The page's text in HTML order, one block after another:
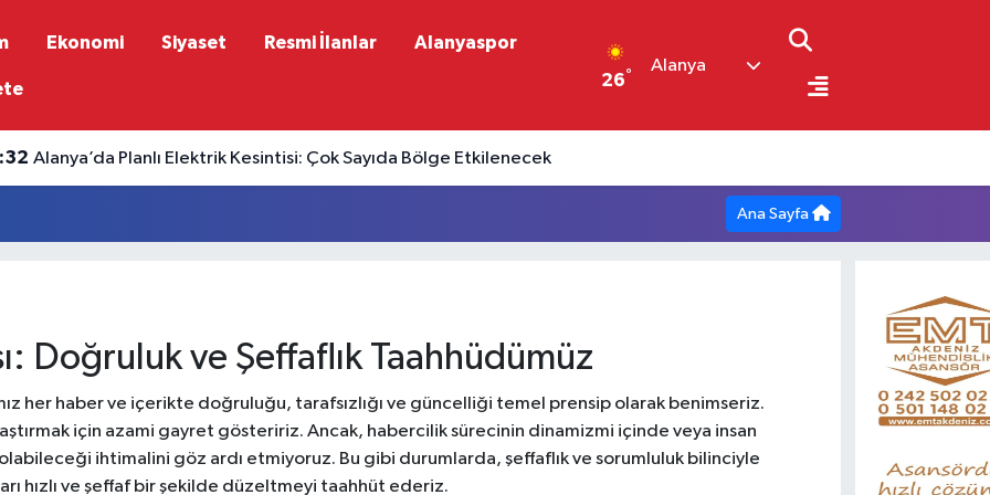
Ekonomi Siyaset Resmi İlanlar Alanyaspor
26°
Alanya
Alanya’da Planlı Elektrik Kesintisi: Çok Sayıda Bölge Etkilenecek
Ana Sayfa
Doğruluk ve Şeffaflık Taahhüdümüz
her haber ve içerikte doğruluğu, tarafsızlığı ve güncelliği temel prensip olarak benimseriz.
için azami gayret gösteririz. Ancak, habercilik sürecinin dinamizmi içinde veya insan
ihtimalini göz ardı etmiyoruz. Bu gibi durumlarda, şeffaflık ve sorumluluk bilinciyle
hızlı ve şeffaf bir şekilde düzeltmeyi taahhüt ederiz.